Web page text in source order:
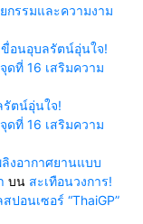
รรมและความงาม
ขื่อนอุบลรัตน์อุ่นใจ!
ที่ 16 เสริมความ
รัตน์อุ่นใจ!
ที่ 16 เสริมความ
ลิงอากาศยานแบบ
บน สะเทือนวงการ!
ปอนเซอร์ “ThaiGP”